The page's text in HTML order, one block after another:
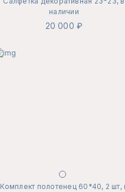
наличии
20 000 ₽
Комплект полотенец 60*40, 2 шт,